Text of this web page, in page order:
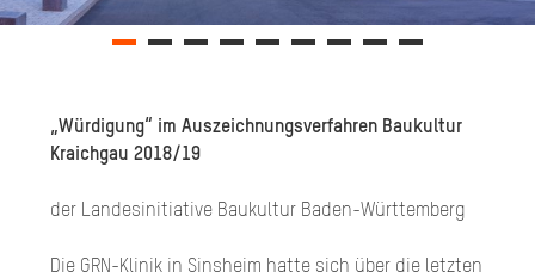
„Würdigung“ im Auszeichnungsverfahren Baukultur
Kraichgau 2018/19
der Landesinitiative Baukultur Baden-Württemberg
Die GRN-Klinik in Sinsheim hatte sich über die letzten